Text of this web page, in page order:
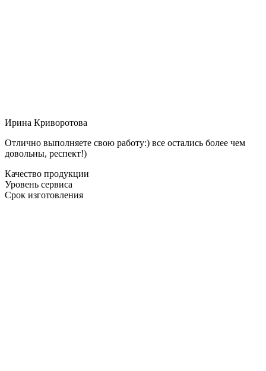
Ирина Криворотова
Отлично выполняете свою работу:) все остались более чем
довольны, респект!)
Качество продукции
Уровень сервиса
Срок изготовления